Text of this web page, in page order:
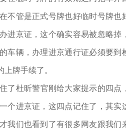
不管是正式号牌也好临时号牌也
进京证，这个确实容易被忽略掉
车辆，办理进京通行证必须要到
牌手续了。
了杜昕警官刚给大家提示的四点
个进京证，这四点记住了，其实
我们也看到了有很多网友跟我们